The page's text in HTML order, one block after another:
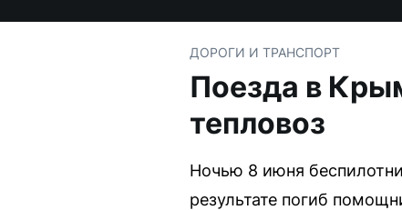
ДОРОГИ И ТРАНСПОРТ
Поезда в
тепловоз
Ночью 8 июня
результате погиб